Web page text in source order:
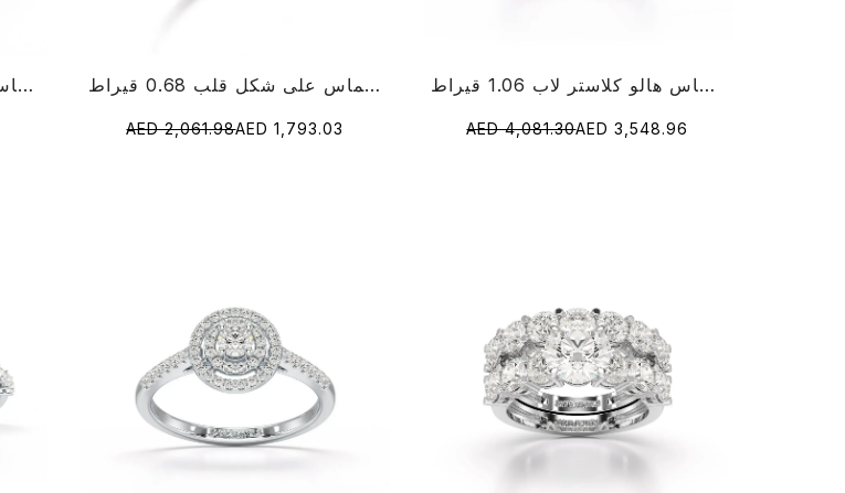
1.5 قيراط مختبر الماس قطع الزمرد هالة الدائري خاتم ألماس على شكل قلب 0.68 قيراط
AED 2,061.98AED 1,793.03
خاتم ألماس هالو كلاستر لاب 1.06 قيراط
AED 4,081.30AED 3,548.96